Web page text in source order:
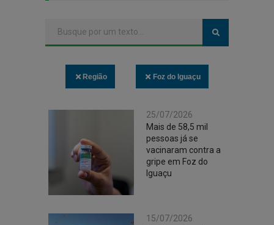
Região Foz do Iguaçu
25/07/2026
Mais de 58,5 mil
pessoas já se
vacinaram contra a
gripe em Foz do
Iguaçu
15/07/2026